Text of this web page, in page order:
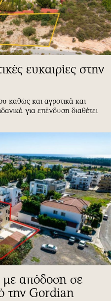
ευκαιρίες στην
καθώς και αγροτικά και
για επένδυση διαθέτει
με απόδοση σε
την Gordian